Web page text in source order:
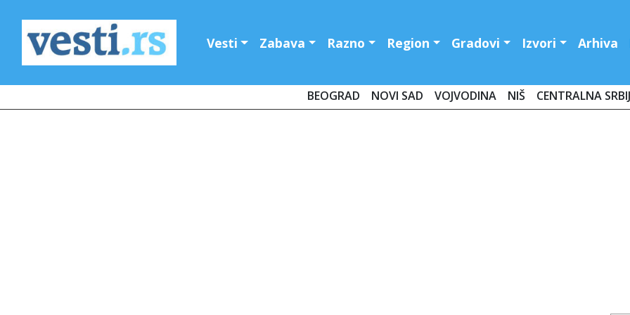
Vesti Zabava Razno Region Gradovi Izvori Arhiva
BEOGRAD NOVI SAD VOJVODINA NIŠ CENTRALNA